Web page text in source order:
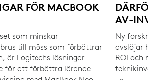
FÖR MACBOOK
som minskar
till möss som förbättrar
är Logitechs lösningar
för att förbättra lärande
AV-
Ny
avslöjar
ROI och